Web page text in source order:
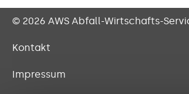
© 2026 AWS Abfall-Wirtschafts-
Kontakt
Impressum